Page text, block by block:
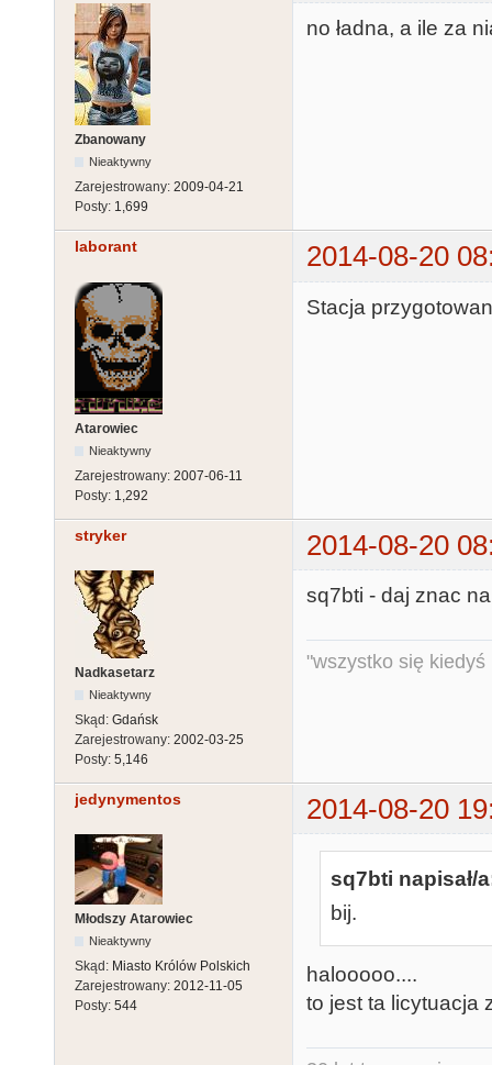
Zbanowany
Nieaktywny
Zarejestrowany: 2009-04-21
Posty: 1,699
no ładna, a ile za
laborant 2014-08-20
Atarowiec
Nieaktywny
Zarejestrowany: 2007-06-11
Posty: 1,292
Stacja
stryker 2014-08-20
Nadkasetarz
Nieaktywny
Skąd: Gdańsk
Zarejestrowany: 2002-03-25
Posty: 5,146
sq7bti - daj znac
"wszystko się kiedyś
jedynymentos 2014-08-20
Młodszy Atarowiec
Nieaktywny
Skąd: Miasto Królów Polskich
Zarejestrowany: 2012-11-05
Posty: 544
sq7bti napisał/
bij.
halooooo....
to jest ta licytuacja